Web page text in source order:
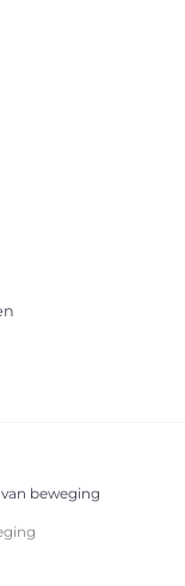
beweging